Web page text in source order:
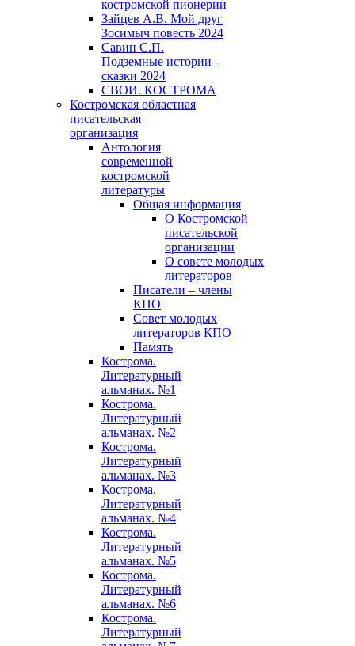
костромской пионерии
Зайцев А.В. Мой друг
Зосимыч повесть 2024
Савин С.П.
Подземные истории -
сказки 2024
СВОИ. КОСТРОМА
Костромская областная
писательская
организация
Антология
современной
костромской
литературы
Общая информация
О Костромской
писательской
организации
О совете молодых
литераторов
Писатели – члены
КПО
Совет молодых
литераторов КПО
Память
Кострома.
Литературный
альманах. №1
Кострома.
Литературный
альманах. №2
Кострома.
Литературный
альманах. №3
Кострома.
Литературный
альманах. №4
Кострома.
Литературный
альманах. №5
Кострома.
Литературный
альманах. №6
Кострома.
Литературный